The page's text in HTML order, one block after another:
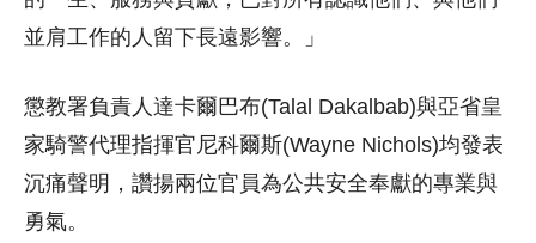
並肩工作的人留下長遠影響。」
懲教署負責人達卡爾巴布(Talal Dakalbab)與亞省皇
家騎警代理指揮官尼科爾斯(Wayne Nichols)均發表
沉痛聲明，讚揚兩位官員為公共安全奉獻的專業與
勇氣。